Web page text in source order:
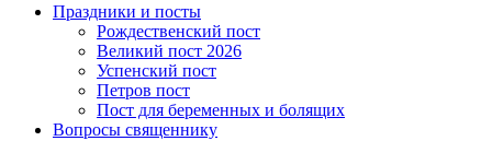
Праздники и посты
Рождественский пост
Великий пост 2026
Успенский пост
Петров пост
Пост для беременных и болящих
Вопросы священнику